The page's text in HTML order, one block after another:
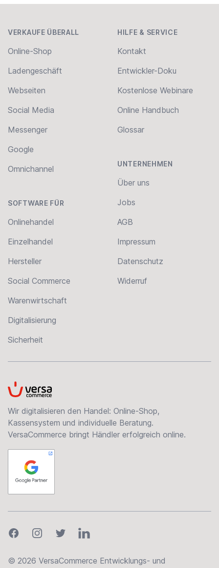
VERKAUFE ÜBERALL
Online-Shop
Ladengeschäft
Webseiten
Social Media
Messenger
Google
Omnichannel
SOFTWARE FÜR
Onlinehandel
Einzelhandel
Hersteller
Social Commerce
Warenwirtschaft
Digitalisierung
Sicherheit
HILFE & SERVICE
Kontakt
Entwickler-Doku
Kostenlose Webinare
Online Handbuch
Glossar
UNTERNEHMEN
Über uns
Jobs
AGB
Impressum
Datenschutz
Widerruf
VersaCommerce
Wir digitalisieren den Handel: Online-Shop,
Kassensystem und individuelle Beratung.
VersaCommerce bringt Händler erfolgreich online.
FacebookInstagramTwitterLinkedIn
© 2026 VersaCommerce Entwicklungs- und